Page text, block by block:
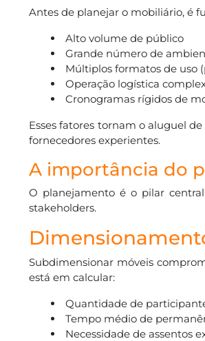
Antes de planejar o mobiliário, é
Alto volume de público
Grande número de
Múltiplos formatos de uso
Operação logística
Cronogramas rígidos de
Esses fatores tornam o aluguel
fornecedores experientes.
A importância do
O planejamento é o pilar
stakeholders.
Subdimensionar móveis
está em calcular:
Quantidade de
Tempo médio de
Necessidade de assentos